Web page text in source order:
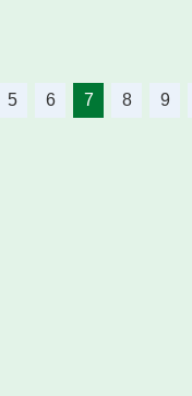
5 6 7 8 9